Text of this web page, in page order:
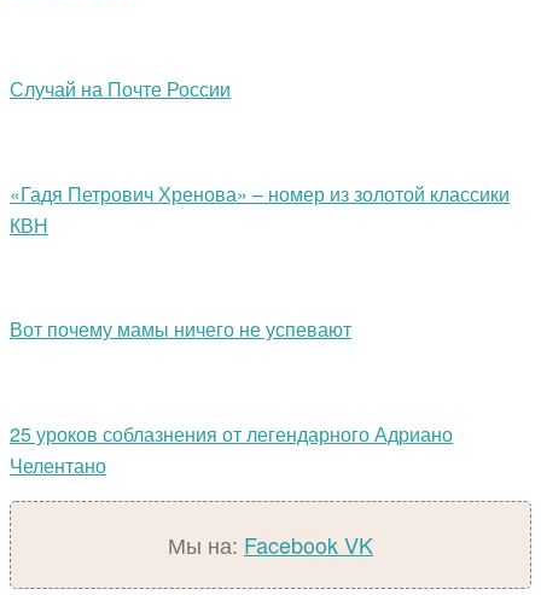
Случай на Почте России
«Гадя Петрович Хренова» – номер из золотой классики
КВН
Вот почему мамы ничего не успевают
25 уроков соблазнения от легендарного Адриано
Челентано
Мы на: FacebookVK